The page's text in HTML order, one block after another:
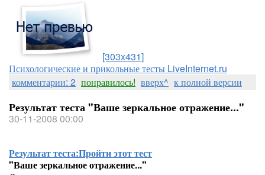
[303x431]
Психологические и прикольные тесты LiveInternet.ru
комментарии: 2 понравилось! вверх^ к полной версии
Результат теста "Ваше зеркальное отражение..."
30-11-2008 00:00
Результат теста:Пройти этот тест
"Ваше зеркальное отражение..."